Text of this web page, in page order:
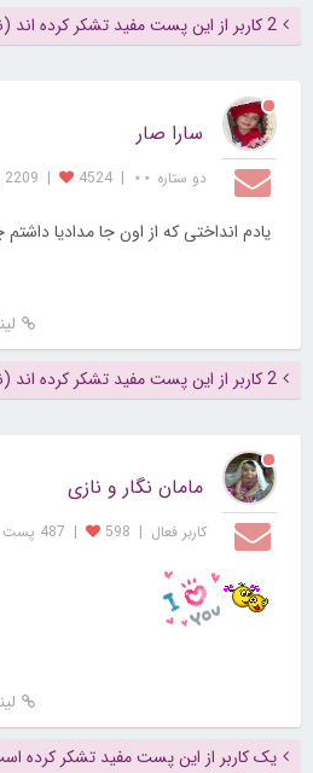
2 کاربر از این پست مفید تشکر کرده اند (نمایش سپاس ها)
سارا صار
دو ستاره ⋆⋆ |
4524
| 2209 پست
یادم انداختی که از اون جا مدادیا
2 کاربر از این پست مفید تشکر کرده اند (نمایش سپاس ها)
مامان نگار و نازی
کاربر فعال |
598
| 487 پست
یک کاربر از این پست مفید تشکر کرده